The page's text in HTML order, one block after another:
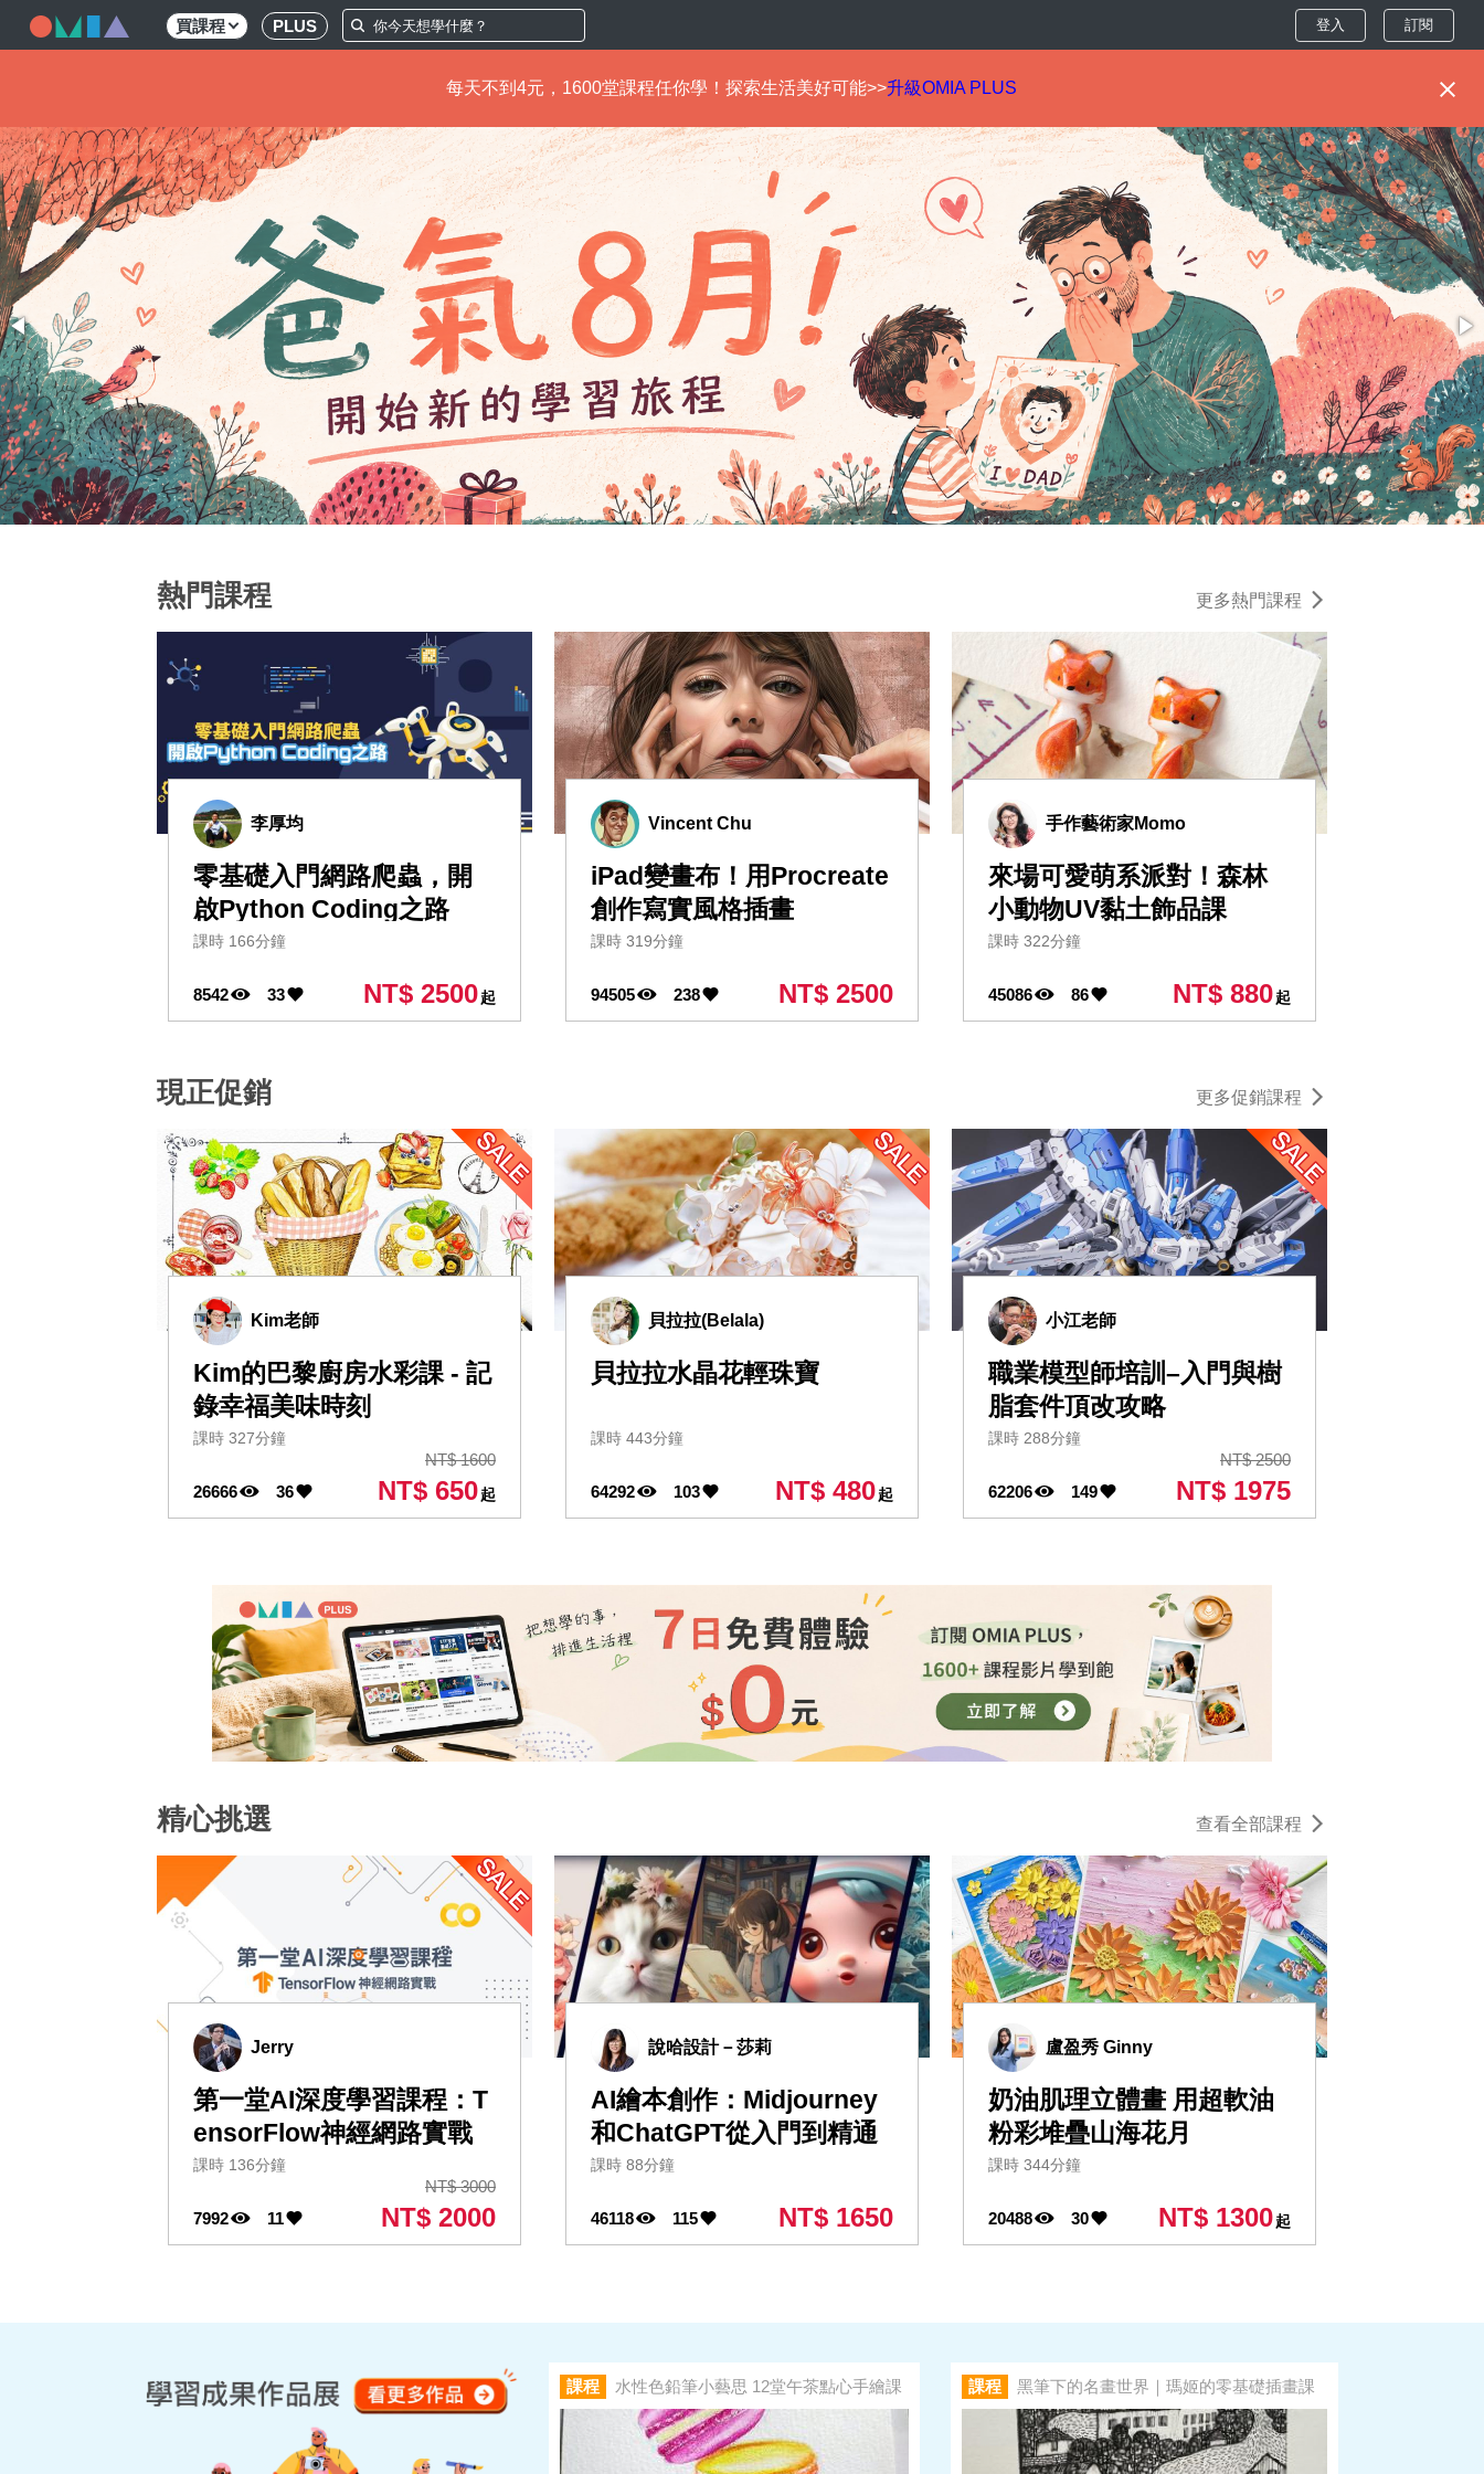
移
至
主
內
容
買課程 PLUS 登入 訂閱
每天不到4元，1600堂課程任你學！探索生活美好可能>>升級OMIA PLUS
熱門課程 更多熱門課程
李厚均
零基礎入門網路爬蟲，開
啟Python Coding之路
課時 166分鐘
8542 33 NT$ 2500起
Vincent Chu
iPad變畫布！用Procreate
創作寫實風格插畫
課時 319分鐘
94505 238 NT$ 2500
手作藝術家Momo
來場可愛萌系派對！森林
小動物UV黏土飾品課
課時 322分鐘
45086 86 NT$ 880起
現正促銷 更多促銷課程
Kim老師
Kim的巴黎廚房水彩課 - 記
錄幸福美味時刻
課時 327分鐘
26666 36
NT$ 1600
NT$ 650起
貝拉拉(Belala)
貝拉拉水晶花輕珠寶
課時 443分鐘
64292 103 NT$ 480起
小江老師
職業模型師培訓–入門與樹
脂套件頂改攻略
課時 288分鐘
62206 149
NT$ 2500
NT$ 1975
精心挑選 查看全部課程
Jerry
第一堂AI深度學習課程：T
ensorFlow神經網路實戰
課時 136分鐘
7992 11
NT$ 3000
NT$ 2000
說哈設計－莎莉
AI繪本創作：Midjourney
和ChatGPT從入門到精通
課時 88分鐘
46118 115 NT$ 1650
盧盈秀 Ginny
奶油肌理立體畫 用超軟油
粉彩堆疊山海花月
課時 344分鐘
20488 30 NT$ 1300起
課程 水性色鉛筆小藝思 12堂午茶點心手繪課 課程 黑筆下的名畫世界｜瑪姬的零基礎插畫課